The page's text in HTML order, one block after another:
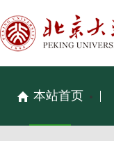
本站首页